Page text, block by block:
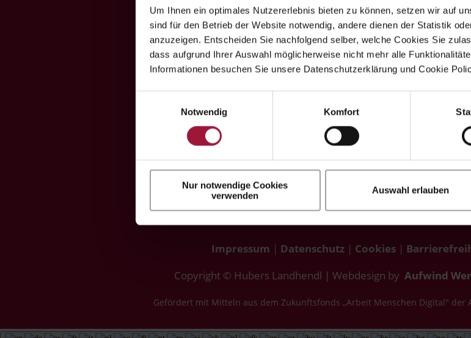
Um Ihnen ein optimales Nutzererlebnis bieten zu können, setzen wir auf
sind für den Betrieb der Website notwendig, andere dienen der Statistik
anzuzeigen. Entscheiden Sie nachfolgend selber, welche Cookies Sie
dass aufgrund Ihrer Auswahl möglicherweise nicht mehr alle
Informationen besuchen Sie unsere Datenschutzerklärung und Cookie
Notwendig
Komfort
Nur notwendige Cookies
verwenden
Auswahl erlauben

Hauptstraße 80
A-5223 Pfaffstätt
 +43 7742 3208

Programul de lucru:

A-

+43
166

Sa.
Impressum | Datenschutz | Cookies |
Copyright © Hubers Landhendl | Webdesign by Aufwind
Gefördert mit Mitteln aus dem Zukunftsfonds „Arbeit Menschen Digital" der